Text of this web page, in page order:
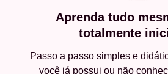
Aprenda tudo
totalmente
Passo a passo simples e
você já possui ou não